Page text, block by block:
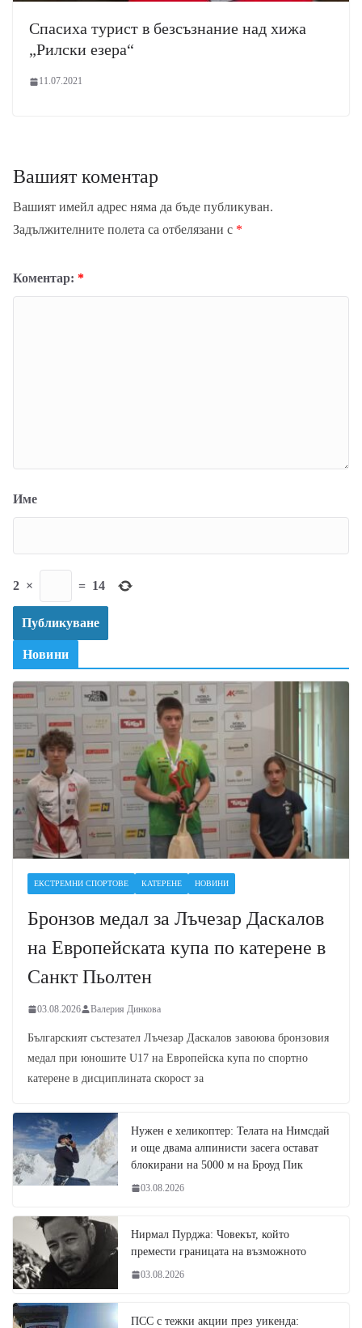
Спасиха турист в безсъзнание над хижа
„Рилски езера“
11.07.2021
Вашият коментар
Вашият имейл адрес няма да бъде публикуван.
Задължителните полета са отбелязани с *
Коментар: *
Име
2 × = 14
Новини
ЕКСТРЕМНИ СПОРТОВЕ КАТЕРЕНЕ НОВИНИ
Бронзов медал за Лъчезар Даскалов
на Европейската купа по катерене в
Санкт Пьолтен
03.08.2026 Валерия Динкова
Българският състезател Лъчезар Даскалов завоюва бронзовия
медал при юношите U17 на Европейска купа по спортно
катерене в дисциплината скорост за
Нужен е хеликоптер: Телата на Нимсдай
и още двама алпинисти засега остават
блокирани на 5000 м на Броуд Пик
03.08.2026
Нирмал Пурджа: Човекът, който
премести границата на възможното
03.08.2026
ПСС с тежки акции през уикенда: